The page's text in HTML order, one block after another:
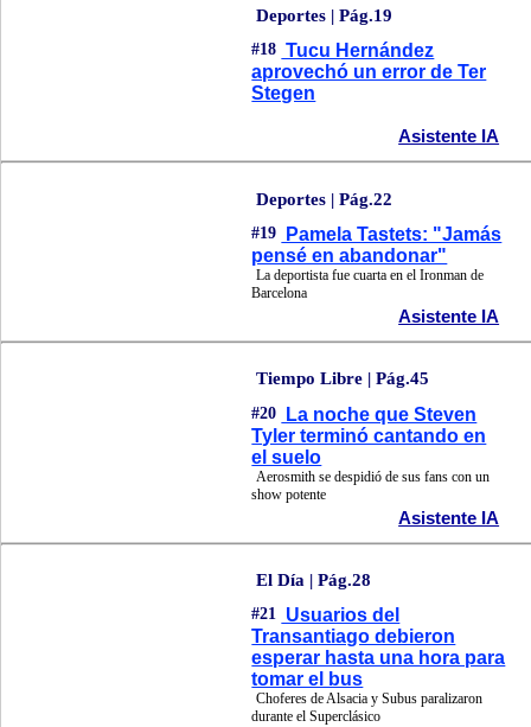
Deportes | Pág.19
#18 Tucu Hernández
aprovechó un error de Ter
Stegen
Asistente IA
Deportes | Pág.22
#19
Pamela Tastets: "Jamás
pensé en abandonar"
La deportista fue cuarta en el Ironman de
Barcelona
Asistente IA
Tiempo Libre | Pág.45
#20
La noche que Steven
Tyler terminó cantando en
el suelo
Aerosmith se despidió de sus fans con un
show potente
Asistente IA
El Día | Pág.28
#21 Usuarios del
Transantiago debieron
esperar hasta una hora para
tomar el bus
Choferes de Alsacia y Subus paralizaron
durante el Superclásico